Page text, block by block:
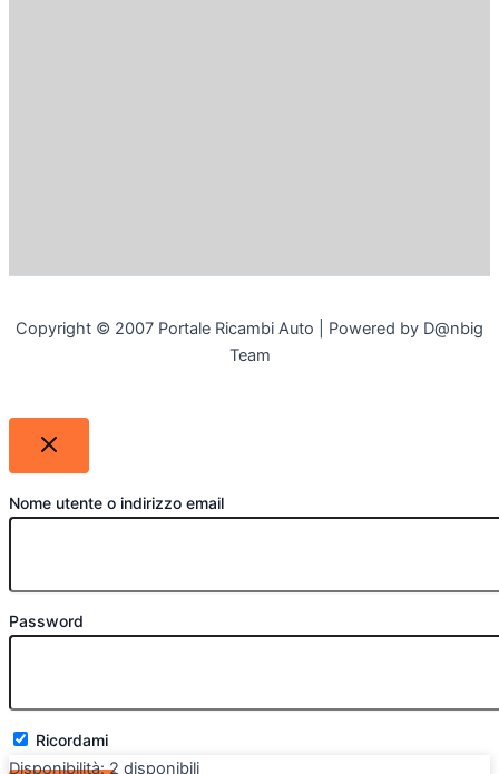
Copyright © 2007 Portale Ricambi Auto | Powered by D@nbig
Team
Nome utente o indirizzo email
Password
Ricordami
Disponibilità: 2 disponibili